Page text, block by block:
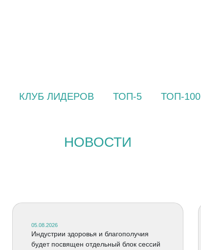
КЛУБ ЛИДЕРОВ ТОП-5 ТОП-100
НОВОСТИ
05.08.2026
Индустрии здоровья и благополучия
будет посвящен отдельный блок сессий